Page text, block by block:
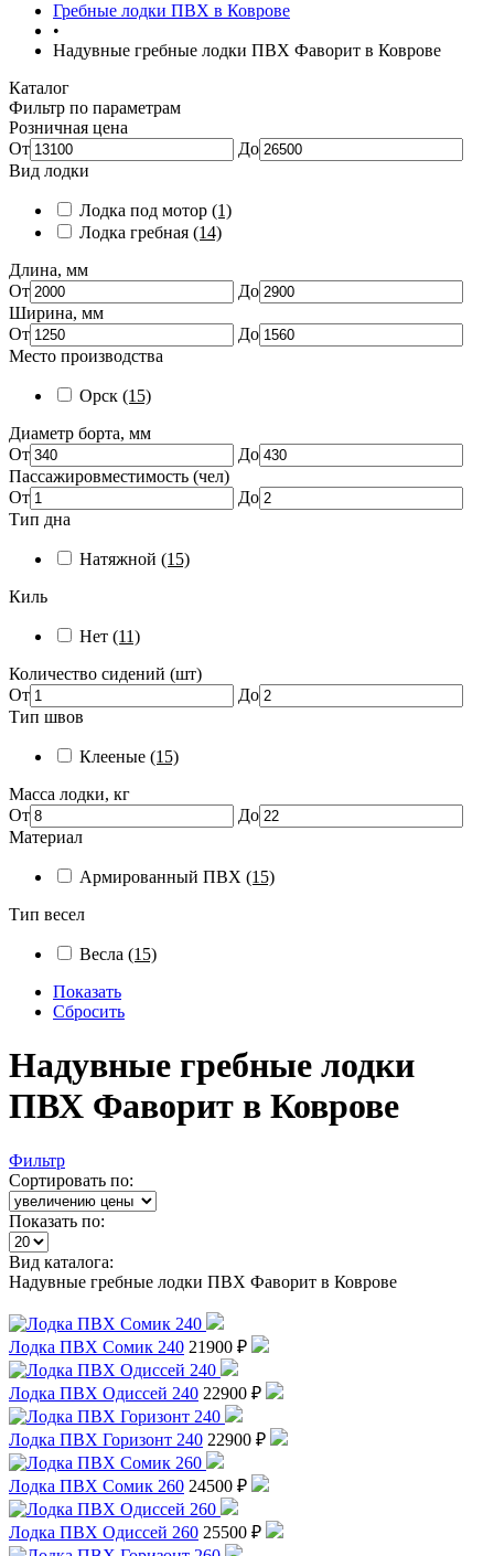
Гребные лодки ПВХ в Коврове
•
Надувные гребные лодки ПВХ Фаворит в Коврове
Каталог
Фильтр по параметрам
Розничная цена
От
До
Вид лодки
Лодка под мотор (1)
Лодка гребная (14)
Длина, мм
От
До
Ширина, мм
От
До
Место производства
Орск (15)
Диаметр борта, мм
От
До
Пассажировместимость (чел)
От
До
Тип дна
Натяжной (15)
Киль
Нет (11)
Количество сидений (шт)
От
До
Тип швов
Клееные (15)
Масса лодки, кг
От
До
Материал
Армированный ПВХ (15)
Тип весел
Весла (15)
Показать
Сбросить
Надувные гребные лодки
ПВХ Фаворит в Коврове
Фильтр
Сортировать по:
Показать по:
Вид каталога:
Надувные гребные лодки ПВХ Фаворит в Коврове
Лодка ПВХ Сомик 240 21900 ₽
Лодка ПВХ Одиссей 240 22900 ₽
Лодка ПВХ Горизонт 240 22900 ₽
Лодка ПВХ Сомик 260 24500 ₽
Лодка ПВХ Одиссей 260 25500 ₽